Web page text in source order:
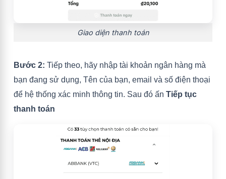
Giao diện thanh toán
Bước 2: Tiếp theo, hãy nhập tài khoản ngân hàng mà
bạn đang sử dụng, Tên của bạn, email và số điện thoại
để hệ thống xác minh thông tin. Sau đó ấn Tiếp tục
thanh toán